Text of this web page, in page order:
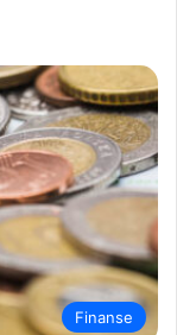
Finanse